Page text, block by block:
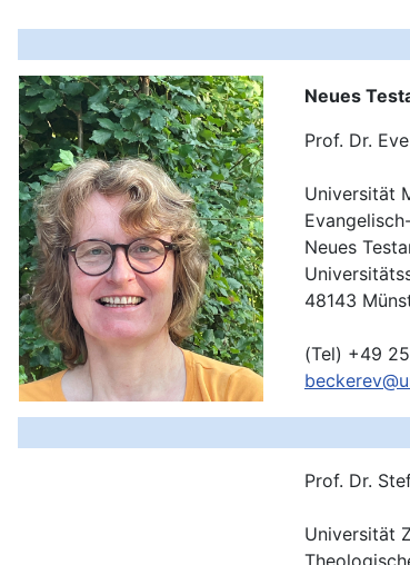
Neues
Prof. Dr.
Universität
Neues
48143
(Tel) +49
Prof. Dr.
Universität